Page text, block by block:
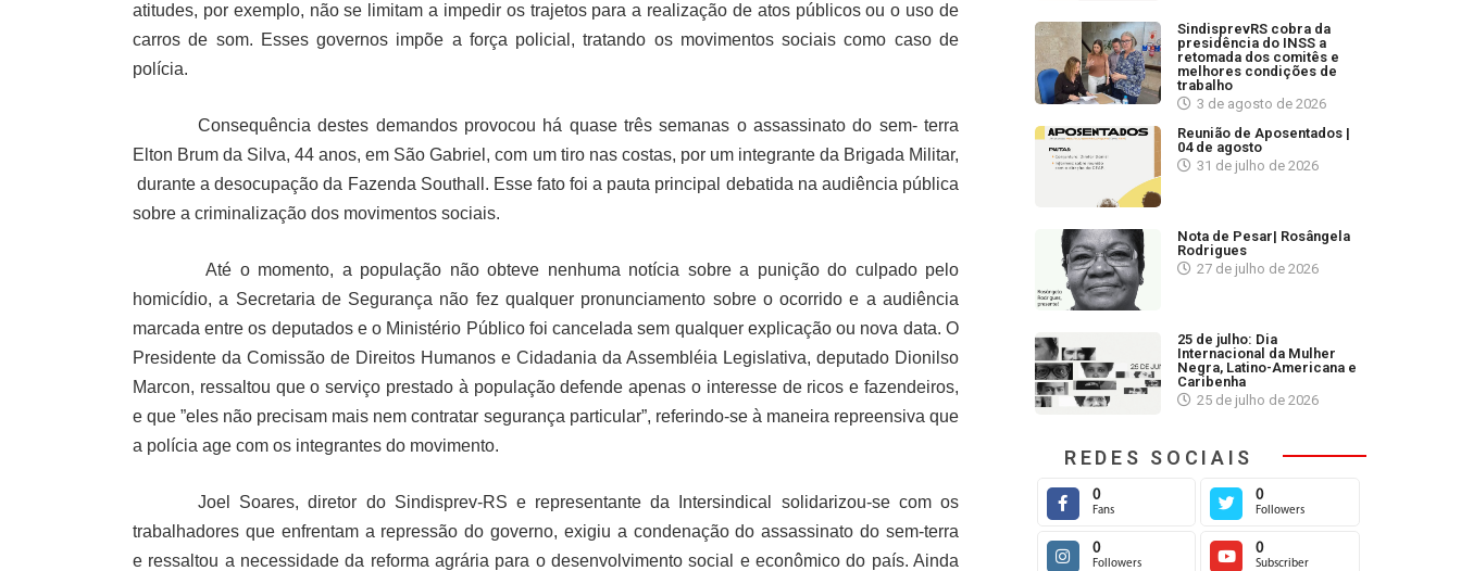
atitudes, por exemplo, não se limitam a impedir os trajetos para a realização de atos públicos ou o uso de
carros de som. Esses governos impõe a força policial, tratando os movimentos sociais como caso de
polícia.
Consequência destes demandos provocou há quase três semanas o assassinato do sem- terra
Elton Brum da Silva, 44 anos, em São Gabriel, com um tiro nas costas, por um integrante da Brigada Militar,
durante a desocupação da Fazenda Southall. Esse fato foi a pauta principal debatida na audiência pública
sobre a criminalização dos movimentos sociais.
Até o momento, a população não obteve nenhuma notícia sobre a punição do culpado pelo
homicídio, a Secretaria de Segurança não fez qualquer pronunciamento sobre o ocorrido e a audiência
marcada entre os deputados e o Ministério Público foi cancelada sem qualquer explicação ou nova data. O
Presidente da Comissão de Direitos Humanos e Cidadania da Assembléia Legislativa, deputado Dionilso
Marcon, ressaltou que o serviço prestado à população defende apenas o interesse de ricos e fazendeiros,
e que ”eles não precisam mais nem contratar segurança particular”, referindo-se à maneira repreensiva que
a polícia age com os integrantes do movimento.
Joel Soares, diretor do Sindisprev-RS e representante da Intersindical solidarizou-se com os
trabalhadores que enfrentam a repressão do governo, exigiu a condenação do assassinato do sem-terra
e ressaltou a necessidade da reforma agrária para o desenvolvimento social e econômico do país. Ainda
SindisprevRS cobra da
presidência do INSS a
retomada dos comitês e
melhores condições de
trabalho
3 de agosto de 2026
Reunião de Aposentados |
04 de agosto
31 de julho de 2026
Nota de Pesar| Rosângela
Rodrigues
27 de julho de 2026
25 de julho: Dia
Internacional da Mulher
Negra, Latino-Americana e
Caribenha
25 de julho de 2026
REDES SOCIAIS
0
Fans
0
Followers
0
Followers
0
Subscriber